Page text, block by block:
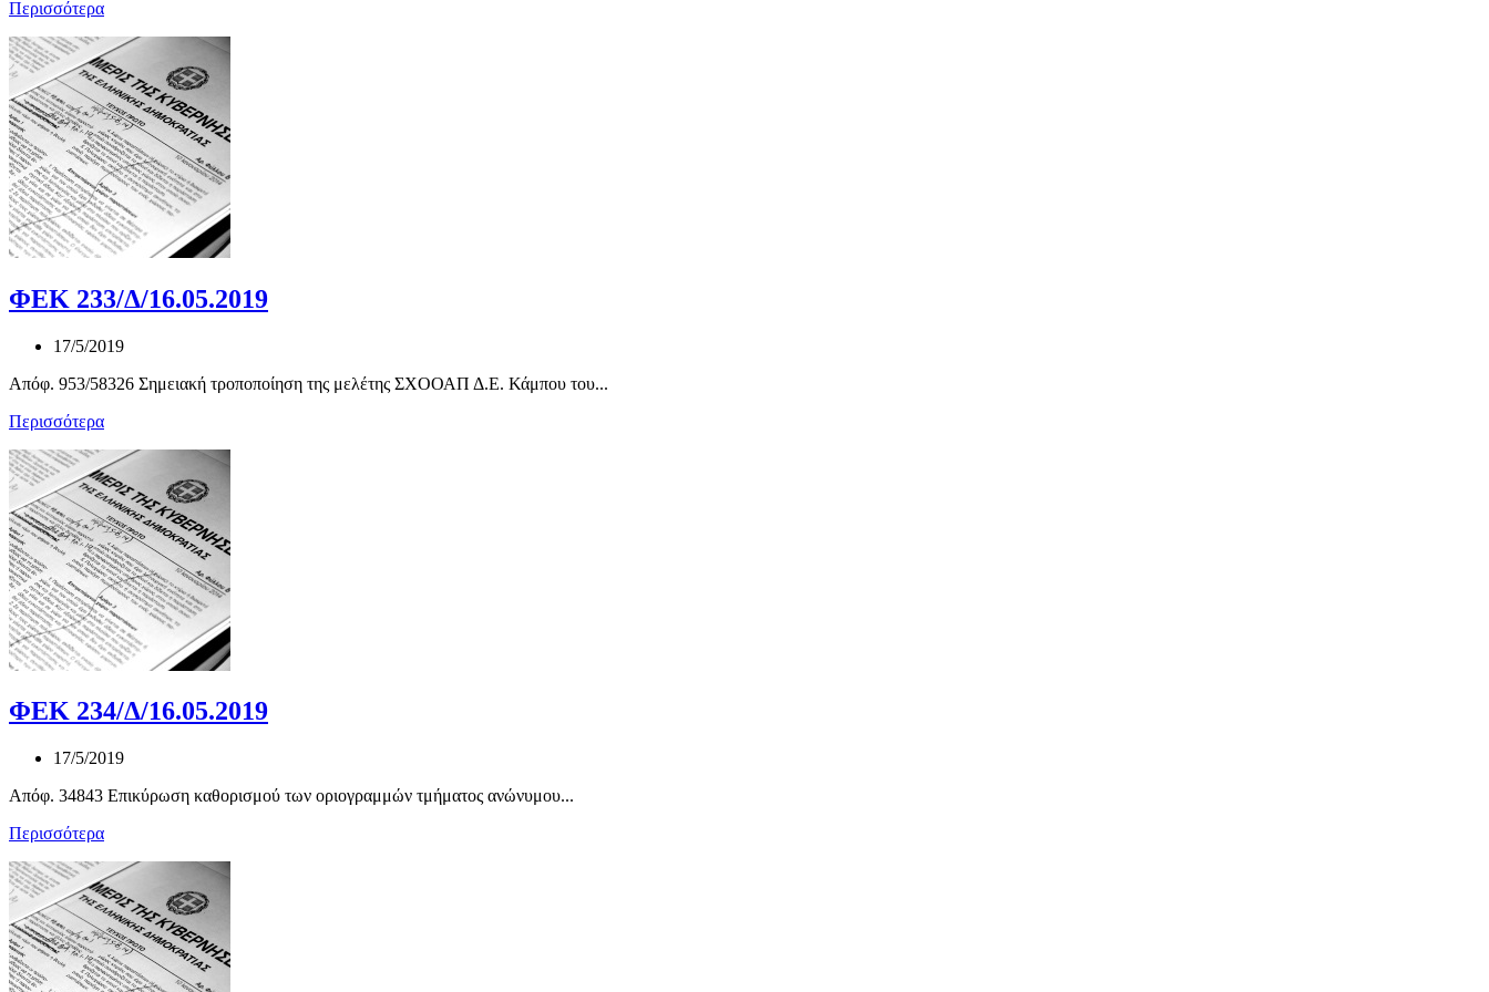
Περισσότερα
ΦΕΚ 233/Δ/16.05.2019
17/5/2019
Απόφ. 953/58326 Σημειακή τροποποίηση της μελέτης ΣΧΟΟΑΠ Δ.Ε. Κάμπου του...
Περισσότερα
ΦΕΚ 234/Δ/16.05.2019
17/5/2019
Απόφ. 34843 Επικύρωση καθορισμού των οριογραμμών τμήματος ανώνυμου...
Περισσότερα